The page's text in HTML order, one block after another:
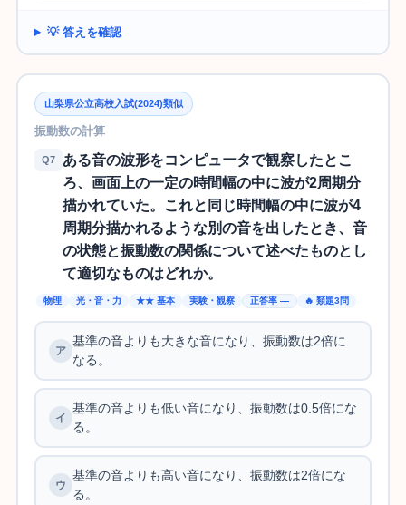
💡 答えを確認
山梨県公立高校入試(2024)類似
振動数の計算
Q7
ある音の波形をコンピュータで観察したとこ
ろ、画面上の一定の時間幅の中に波が2周期分
描かれていた。これと同じ時間幅の中に波が4
周期分描かれるような別の音を出したとき、音
の状態と振動数の関係について述べたものとし
て適切なものはどれか。
物理 光・音・力 ★★ 基本 実験・観察 正答率 — 🔥 類題3問
基準の音よりも大きな音になり、振動数は2倍に
なる。
基準の音よりも低い音になり、振動数は0.5倍にな
る。
基準の音よりも高い音になり、振動数は2倍にな
る。